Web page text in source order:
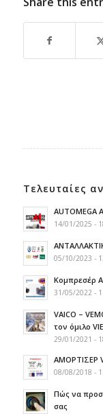
Τελευταίες
AUTOMEGA
14/01/2025 -
05/10/2023 -
Κομπρεσέρ
31/05/2022 -
VAICO –
τον όμιλο
29/01/2021 -
ΑΜΟΡΤΙΣΕΡ
08/08/2018 -
Πώς να
σας